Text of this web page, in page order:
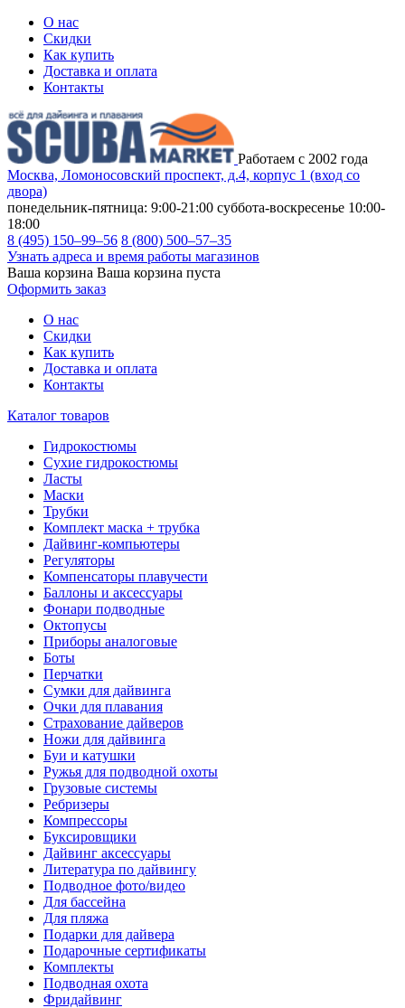
О нас
Скидки
Как купить
Доставка и оплата
Контакты
Работаем с 2002 года
Москва, Ломоносовский проспект, д.4, корпус 1 (вход со
двора)
понедельник-пятница: 9:00-21:00 суббота-воскресенье 10:00-
18:00
8 (495) 150–99–56 8 (800) 500–57–35
Узнать адреса и время работы магазинов
Ваша корзина Ваша корзина пуста
Оформить заказ
О нас
Скидки
Как купить
Доставка и оплата
Контакты
Каталог товаров
Гидрокостюмы
Сухие гидрокостюмы
Ласты
Маски
Трубки
Комплект маска + трубка
Дайвинг-компьютеры
Регуляторы
Компенсаторы плавучести
Баллоны и аксессуары
Фонари подводные
Октопусы
Приборы аналоговые
Боты
Перчатки
Сумки для дайвинга
Очки для плавания
Страхование дайверов
Ножи для дайвинга
Буи и катушки
Ружья для подводной охоты
Грузовые системы
Ребризеры
Компрессоры
Буксировщики
Дайвинг аксессуары
Литература по дайвингу
Подводное фото/видео
Для бассейна
Для пляжа
Подарки для дайвера
Подарочные сертификаты
Комплекты
Подводная охота
Фридайвинг